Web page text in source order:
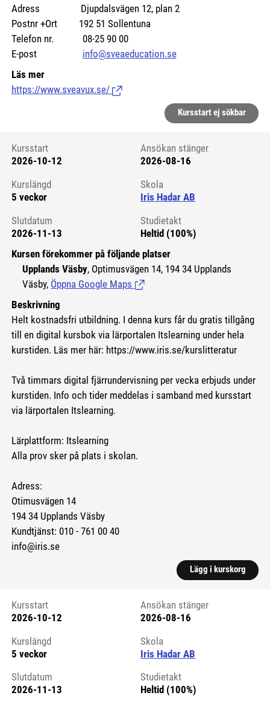
Adress Djupdalsvägen 12, plan 2
Postnr +Ort 192 51 Sollentuna
Telefon nr. 08-25 90 00
E-post info@sveaeducation.se
Läs mer
https://www.sveavux.se/ (Länk till extern sida.)
Kursstart ej sökbar
Kursstart 6191116
Kursstart
2026-10-12
Ansökan stänger
2026-08-16
Kurslängd
5 veckor
Skola
Iris Hadar AB
Slutdatum
2026-11-13
Studietakt
Heltid (100%)
Kursen förekommer på följande platser
Upplands Väsby, Optimusvägen 14, 194 34 Upplands
Väsby, Öppna Google Maps (Länk till extern sida.)
Beskrivning
Helt kostnadsfri utbildning. I denna kurs får du gratis tillgång
till en digital kursbok via lärportalen Itslearning under hela
kurstiden. Läs mer här: https://www.iris.se/kurslitteratur
Två timmars digital fjärrundervisning per vecka erbjuds under
kurstiden. Info och tider meddelas i samband med kursstart
via lärportalen Itslearning.
Lärplattform: Itslearning
Alla prov sker på plats i skolan.
Adress:
Otimusvägen 14
194 34 Upplands Väsby
Kundtjänst: 010 - 761 00 40
info@iris.se
Lägg i kurskorg
Kursstart 6191830
Kursstart
2026-10-12
Ansökan stänger
2026-08-16
Kurslängd
5 veckor
Skola
Iris Hadar AB
Slutdatum
2026-11-13
Studietakt
Heltid (100%)